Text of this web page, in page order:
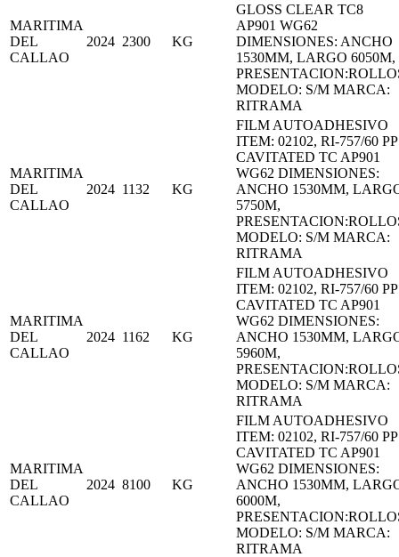
MARITIMA
DEL
CALLAO
2024 2300 KG
GLOSS CLEAR TC8
AP901 WG62
DIMENSIONES: ANCHO
1530MM, LARGO 6050M,
MODELO: S/M MARCA:
RITRAMA
MARITIMA
DEL
CALLAO
2024 1132 KG
FILM AUTOADHESIVO
ITEM: 02102, RI-757/60 PP
CAVITATED TC AP901
WG62 DIMENSIONES:
ANCHO 1530MM,
5750M,
MODELO: S/M MARCA:
RITRAMA
MARITIMA
DEL
CALLAO
2024 1162 KG
FILM AUTOADHESIVO
ITEM: 02102, RI-757/60 PP
CAVITATED TC AP901
WG62 DIMENSIONES:
ANCHO 1530MM,
5960M,
MODELO: S/M MARCA:
RITRAMA
MARITIMA
DEL
CALLAO
2024 8100 KG
FILM AUTOADHESIVO
ITEM: 02102, RI-757/60 PP
CAVITATED TC AP901
WG62 DIMENSIONES:
ANCHO 1530MM,
6000M,
MODELO: S/M MARCA:
RITRAMA